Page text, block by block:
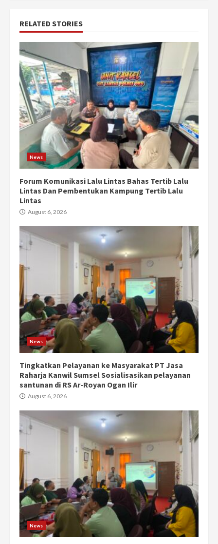
RELATED STORIES
News
Forum Komunikasi Lalu Lintas Bahas Tertib Lalu
Lintas Dan Pembentukan Kampung Tertib Lalu
Lintas
August 6, 2026
News
Tingkatkan Pelayanan ke Masyarakat PT Jasa
Raharja Kanwil Sumsel Sosialisasikan pelayanan
santunan di RS Ar-Royan Ogan Ilir
August 6, 2026
News